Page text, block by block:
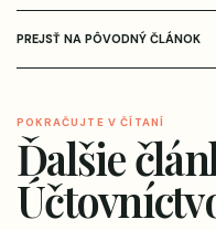
PREJSŤ NA PÔVODNÝ ČLÁNOK
POKRAČUJTE V ČÍTANÍ
Ďalšie